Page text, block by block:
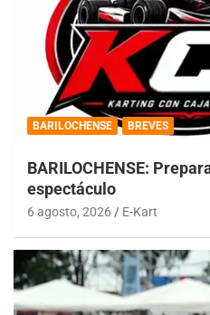
BARILOCHENSE BREVES
BARILOCHENSE:
espectáculo
6 agosto, 2026 E-Kart